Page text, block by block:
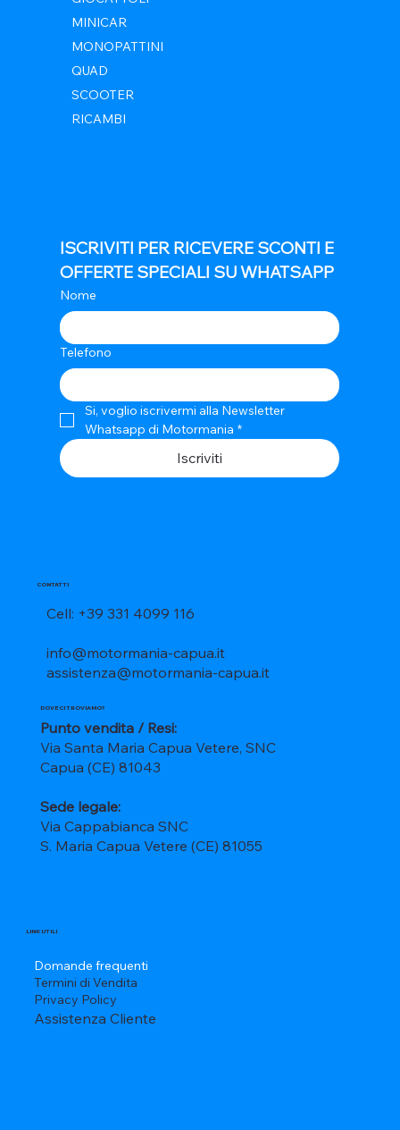
MINICAR
MONOPATTINI
QUAD
SCOOTER
RICAMBI
CONTATTI
Cell: +39 331 4099 116
info@motormania-capua.it
assistenza@motormania-capua.it
DOVE CI TROVIAMO?
Punto vendita / Resi:
Via Santa Maria Capua Vetere, SNC
Capua (CE) 81043
Sede legale:
Via Cappabianca SNC
S. Maria Capua Vetere (CE) 81055
LINK UTILI
Domande frequenti
Termini di Vendita
Privacy Policy
Assistenza Cliente
ISCRIVITI PER RICEVERE SCONTI E
OFFERTE SPECIALI SU WHATSAPP
Nome
Telefono
Si, voglio iscrivermi alla Newsletter
Whatsapp di Motormania *
Iscriviti